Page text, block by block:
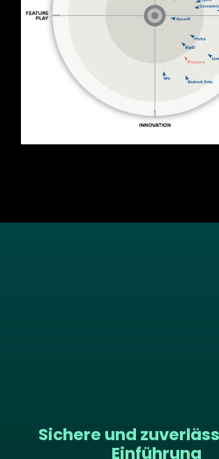
Sichere und
Einführung